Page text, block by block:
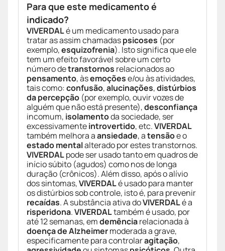
Para que este medicamento é
indicado?
VIVERDALé um medicamento usado para
tratar as assim chamadaspsicoses (por
exemplo,esquizofrenia). Isto significa que ele
tem um efeito favorável sobre um certo
número detranstornos relacionados ao
pensamento, àsemoçõese/ou às atividades,
tais como:confusão,alucinações,distúrbios
da percepção (por exemplo, ouvir vozes de
alguém que não está presente),desconfiança
incomum, isolamentoda sociedade, ser
excessivamenteintrovertido, etc.VIVERDAL
também melhora aansiedade, atensãoe o
estado mentalalterado por estes transtornos.
VIVERDALpode ser usado tanto em quadros de
início súbito (agudos) como nos de longa
duração (crônicos). Além disso, após o alívio
dos sintomas,VIVERDALé usado para manter
os distúrbios sob controle, isto é, para prevenir
recaídas. A substância ativa doVIVERDALé a
risperidona.VIVERDALtambém é usado, por
até 12 semanas, emdemênciarelacionada à
doença de Alzheimermoderada a grave,
especificamente para controlaragitação,